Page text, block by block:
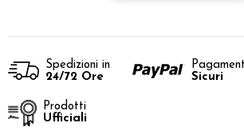
Spedizioni in
24/72 Ore
Sicuri
Prodotti
Ufficiali